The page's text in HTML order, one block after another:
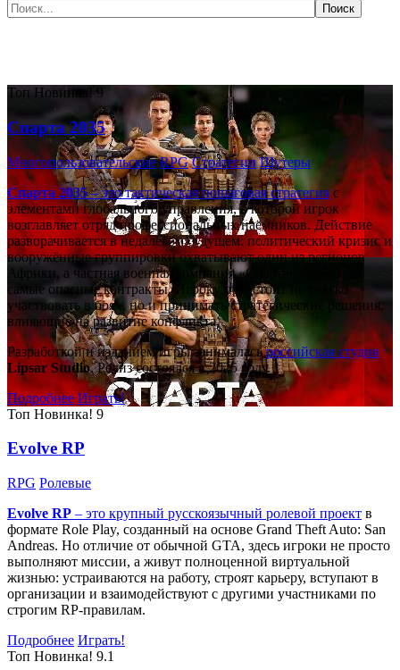
Топ Новинка! 9
Спарта 2035
Многопользовательские RPG Стратегии Шутеры
Спарта 2035– это тактическаяпошаговая стратегияс
элементами глобального управления, в которой игрок
возглавляет отряд профессиональных наёмников. Действие
разворачивается в недалёком будущем: политический кризис и
вооружённые группировки охватывают один из регионов
Африки, а частная военная компания «Спарта» берётся за
самые опасные контракты. Игроку предстоит не только
участвовать в боях, но и принимать стратегические решения,
влияющие на развитие конфликта.
Разработкой и изданием игры занималасьроссийская студия
Lipsar Studio. Релиз состоялся в 2025 году.
Подробнее Играть!
Топ Новинка! 9
Evolve RP
RPG Ролевые
Evolve RP – это крупный русскоязычный ролевой проект в
формате Role Play, созданный на основе Grand Theft Auto: San
Andreas. Но отличие от обычной GTA, здесь игроки не просто
выполняют миссии, а живут полноценной виртуальной
жизнью: устраиваются на работу, строят карьеру, вступают в
организации и взаимодействуют с другими участниками по
строгим RP-правилам.
Подробнее Играть!
Топ Новинка! 9.1